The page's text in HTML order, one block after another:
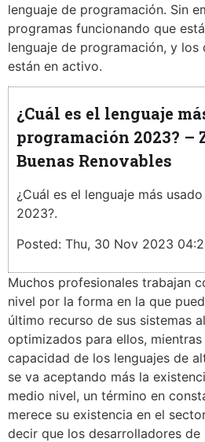
lenguaje de programación. Sin
programas funcionando que
lenguaje de programación, y los
están en activo.
¿Cuál es el lenguaje
programación 2023? –
Buenas Renovables
¿Cuál es el lenguaje más
2023?.
Posted: Thu, 30 Nov 2023
Muchos profesionales trabajan
nivel por la forma en la que
último recurso de sus sistemas
optimizados para ellos,
capacidad de los lenguajes de
se va aceptando más la
medio nivel, un término en
merece su existencia en el
decir que los desarrolladores de